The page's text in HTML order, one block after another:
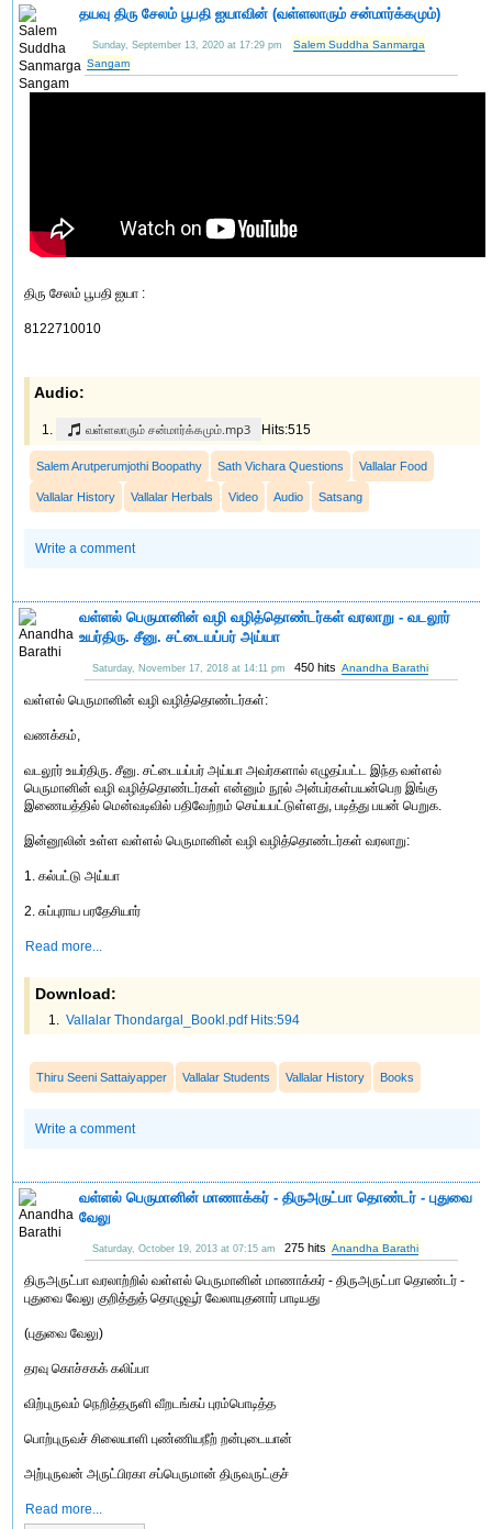
தயவு திரு சேலம் பூபதி ஐயாவின் (வள்ளலாரும் சன்மார்க்கமும்)
Sunday, September 13, 2020 at 17:29 pm
Salem Suddha Sanmarga
Sangam
திரு சேலம் பூபதி ஐயா :
8122710010
Audio:
வள்ளலாரும் சன்மார்க்கமும்.mp3 Hits:515
Salem Arutperumjothi Boopathy Sath Vichara Questions Vallalar Food
Vallalar History Vallalar Herbals Video Audio Satsang
Write a comment
வள்ளல் பெருமானின் வழி வழித்தொண்டர்கள் வரலாறு - வடலூர்
உயர்திரு. சீனு. சட்டையப்பர் அய்யா
Saturday, November 17, 2018 at 14:11 pm 450 hits Anandha Barathi
வள்ளல் பெருமானின் வழி வழித்தொண்டர்கள்:
வணக்கம்,
வடலூர் உயர்திரு. சீனு. சட்டையப்பர் அய்யா அவர்களால் எழுதப்பட்ட இந்த வள்ளல்
பெருமானின் வழி வழித்தொண்டர்கள் என்னும் நூல் அன்பர்கள்பயன்பெற இங்கு
இணையத்தில் மென்வடிவில் பதிவேற்றம் செய்யபட்டுள்ளது, படித்து பயன் பெறுக.
இன்னூலின் உள்ள வள்ளல் பெருமானின் வழி வழித்தொண்டர்கள் வரலாறு:
1. கல்பட்டு அய்யா
2. சுப்புராய பரதேசியார்
Read more...
Download:
Vallalar Thondargal_Bookl.pdf Hits:594
Thiru Seeni Sattaiyapper Vallalar Students Vallalar History Books
Write a comment
வள்ளல் பெருமானின் மாணாக்கர் - திருஅருட்பா தொண்டர் - புதுவை
வேலு
Saturday, October 19, 2013 at 07:15 am 275 hits Anandha Barathi
திருஅருட்பா வரலாற்றில் வள்ளல் பெருமானின் மாணாக்கர் - திருஅருட்பா தொண்டர் -
புதுவை வேலு குறித்துத் தொழுவூர் வேலாயுதனார் பாடியது
(புதுவை வேலு)
தரவு கொச்சகக் கலிப்பா
விற்புருவம் நெறித்தருளி வீறடங்கப் புரம்பொடித்த
பொற்புருவச் சிலையாளி புண்ணியநீற் றன்புடையான்
அற்புருவன் அருட்பிரகா சப்பெருமான் திருவருட்குச்
Read more...